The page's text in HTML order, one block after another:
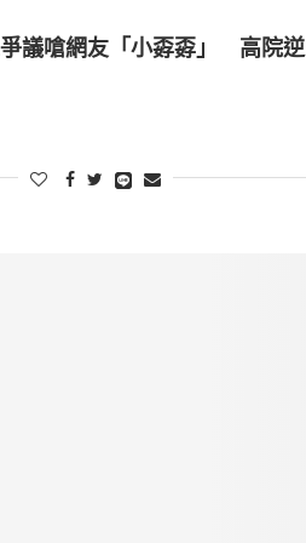
議嗆網友「小孬孬」 高院逆